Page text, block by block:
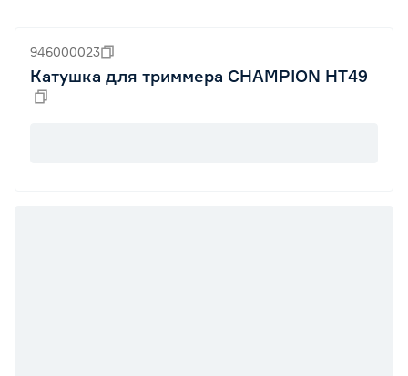
946000023
Катушка для триммера CHAMPION HT49